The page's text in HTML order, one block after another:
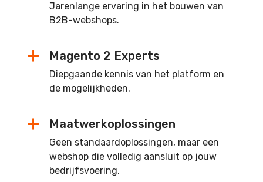
Jarenlange ervaring in het bouwen van
B2B-webshops.
Magento 2 Experts
Diepgaande kennis van het platform en
de mogelijkheden.
Maatwerkoplossingen
Geen standaardoplossingen, maar een
webshop die volledig aansluit op jouw
bedrijfsvoering.